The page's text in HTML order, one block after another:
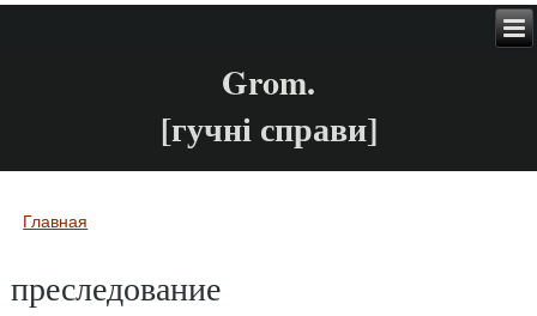
Grom.
[гучні справи]
Вы здесь
Главная
преследование